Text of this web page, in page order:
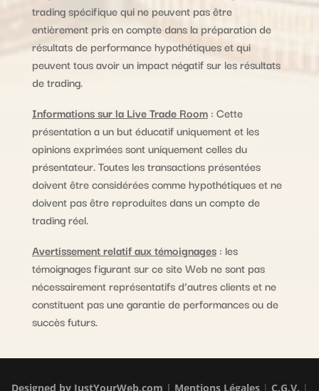
trading spécifique qui ne peuvent pas être
entièrement pris en compte dans la préparation de
résultats de performance hypothétiques et qui
peuvent tous avoir un impact négatif sur les résultats
de trading.
Informations sur la Live Trade Room: Cette
présentation a un but éducatif uniquement et les
opinions exprimées sont uniquement celles du
présentateur. Toutes les transactions présentées
doivent être considérées comme hypothétiques et ne
doivent pas être reproduites dans un compte de
trading réel.
Avertissement relatif aux témoignages: les
témoignages figurant sur ce site Web ne sont pas
nécessairement représentatifs d’autres clients et ne
constituent pas une garantie de performances ou de
succès futurs.
Designed by JustYourWeb.com | Mentions Légales| C.G.V. |